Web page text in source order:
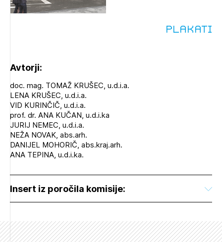
Plakati
Avtorji:
doc. mag. TOMAŽ KRUŠEC, u.d.i.a.
LENA KRUŠEC, u.d.i.a.
VID KURINČIČ, u.d.i.a.
prof. dr. ANA KUČAN, u.d.i.ka
JURIJ NEMEC, u.d.i.a.
NEŽA NOVAK, abs.arh.
DANIJEL MOHORIČ, abs.kraj.arh.
ANA TEPINA, u.d.i.ka.
Insert iz poročila komisije: